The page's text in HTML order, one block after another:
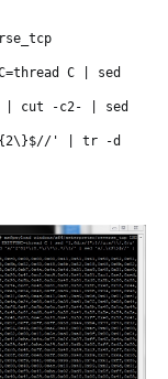
C | sed
-c2- | sed
' | tr -d